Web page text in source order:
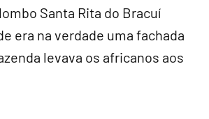
Santa Rita do Bracuí
era na verdade uma fachada
levava os africanos aos